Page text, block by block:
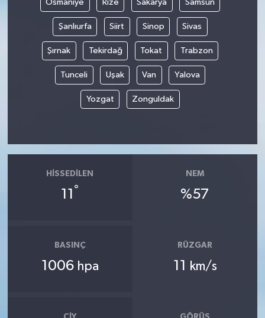
Osmaniye Rize Sakarya Samsun
Şanlıurfa Siirt Sinop Sivas
Şırnak Tekirdağ Tokat Trabzon
Tunceli Uşak Van Yalova
Yozgat Zonguldak
HISSEDILEN
11 °
NEM
%57
BASINÇ
1006 hpa
RÜZGAR
11 km/s